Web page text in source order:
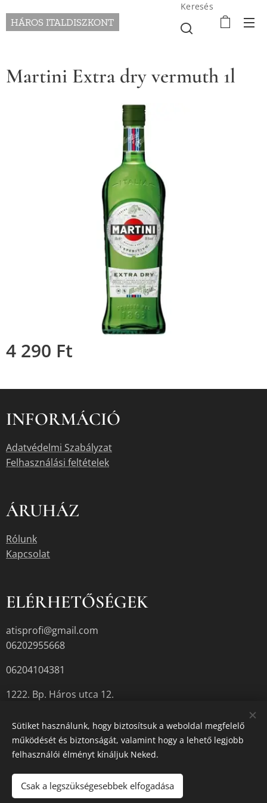
HÁROS ITALDISZKONT
Keresés
Martini Extra dry vermuth 1l
4 290 Ft
INFORMÁCIÓ
Adatvédelmi Szabályzat
Felhasználási feltételek
ÁRUHÁZ
Rólunk
Kapcsolat
ELÉRHETŐSÉGEK
atisprofi@gmail.com
06202955668
06204104381
1222. Bp. Háros utca 12.
A termékek aktuális készletéről érdeklődjön az üzletben, vagy a
megadott elérhetőségek egyikén.
Sütik
Sütiket használunk, hogy biztosítsuk a weboldal megfelelő
működését és biztonságát, valamint hogy a lehető legjobb
felhasználói élményt kínáljuk Neked.
Csak a legszükségesebbek elfogadása